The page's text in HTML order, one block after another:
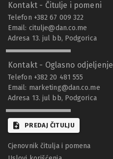
Kontakt - Čitulje i pomeni
Telefon +382 67 009 322
Email: citulje@dan.co.me
Adresa 13. jul bb, Podgorica
Kontakt - Oglasno odjeljenje
Telefon +382 20 481 555
Email: marketing@dan.co.me
Adresa 13. jul bb, Podgorica
PREDAJ ČITULJU
Cjenovnik čitulja i pomena